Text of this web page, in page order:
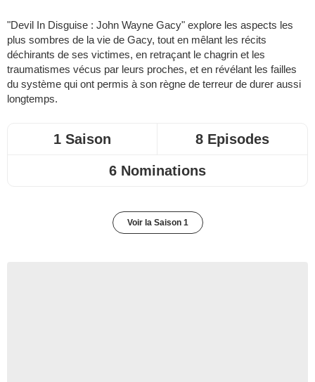
"Devil In Disguise : John Wayne Gacy" explore les aspects les
plus sombres de la vie de Gacy, tout en mêlant les récits
déchirants de ses victimes, en retraçant le chagrin et les
traumatismes vécus par leurs proches, et en révélant les failles
du système qui ont permis à son règne de terreur de durer aussi
longtemps.
1 Saison 8 Episodes
6 Nominations
Voir la Saison 1